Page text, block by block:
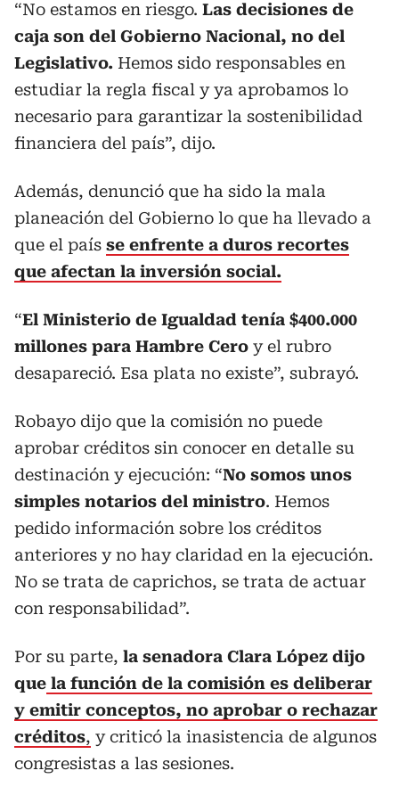
“No estamos en riesgo. Las decisiones de
caja son del Gobierno Nacional, no del
Legislativo. Hemos sido responsables en
estudiar la regla fiscal y ya aprobamos lo
necesario para garantizar la sostenibilidad
financiera del país”, dijo.
Además, denunció que ha sido la mala
planeación del Gobierno lo que ha llevado a
que el país se enfrente a duros recortes
que afectan la inversión social.
“El Ministerio de Igualdad tenía $400.000
millones para Hambre Cero y el rubro
desapareció. Esa plata no existe”, subrayó.
Robayo dijo que la comisión no puede
aprobar créditos sin conocer en detalle su
destinación y ejecución: “No somos unos
simples notarios del ministro. Hemos
pedido información sobre los créditos
anteriores y no hay claridad en la ejecución.
No se trata de caprichos, se trata de actuar
con responsabilidad”.
Por su parte, la senadora Clara López dijo
que la función de la comisión es deliberar
y emitir conceptos, no aprobar o rechazar
créditos, y criticó la inasistencia de algunos
congresistas a las sesiones.